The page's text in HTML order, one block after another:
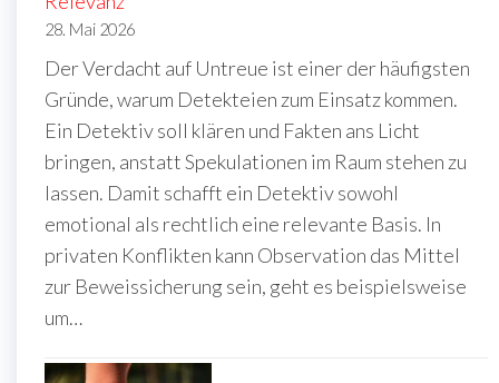
28. Mai 2026
Der Verdacht auf Untreue ist einer der häufigsten
Gründe, warum Detekteien zum Einsatz kommen.
Ein Detektiv soll klären und Fakten ans Licht
bringen, anstatt Spekulationen im Raum stehen zu
lassen. Damit schafft ein Detektiv sowohl
emotional als rechtlich eine relevante Basis. In
privaten Konflikten kann Observation das Mittel
zur Beweissicherung sein, geht es beispielsweise
um…